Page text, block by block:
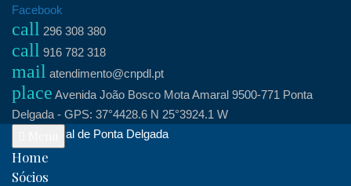
Skip
content
Facebook
call 296 308 380
call 916 782 318
mail atendimento@cnpdl.pt
place Avenida João Bosco Mota Amaral 9500-771 Ponta
Delgada - GPS: 37°4428.6 N 25°3924.1 W
Clube Naval de Ponta Delgada
Home
Sócios